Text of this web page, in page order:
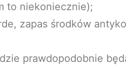
to niekoniecznie);
zapas środków
prawdopodobnie